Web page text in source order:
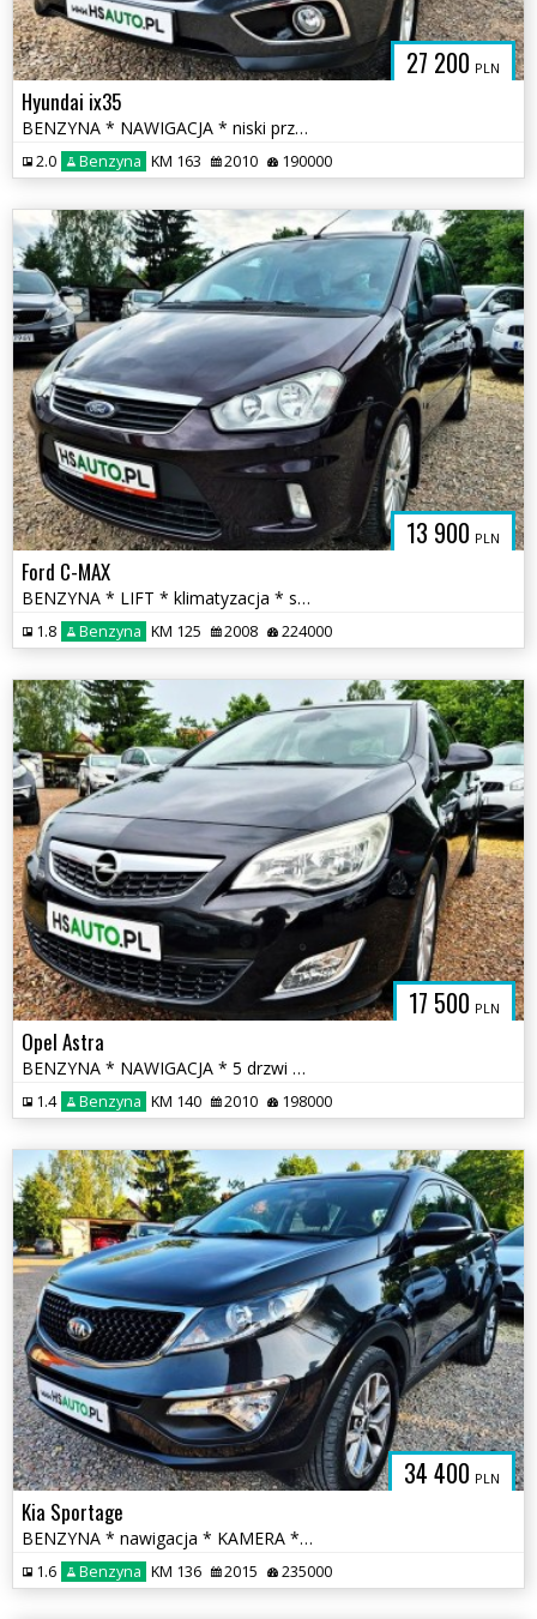
27 200 PLN
Hyundai ix35
BENZYNA * NAWIGACJA * niski przebieg * super * OKAZJA
2.0 Benzyna KM 163 2010 190000
13 900 PLN
Ford C-MAX
BENZYNA * LIFT * klimatyzacja * super * okazja * POLECAMY
1.8 Benzyna KM 125 2008 224000
17 500 PLN
Opel Astra
BENZYNA * NAWIGACJA * 5 drzwi * pół skóra * SUPER * okazja * polecamy
1.4 Benzyna KM 140 2010 198000
34 400 PLN
Kia Sportage
BENZYNA * nawigacja * KAMERA * LIFT * atrakcyjny wygląd * OKAZJA
1.6 Benzyna KM 136 2015 235000